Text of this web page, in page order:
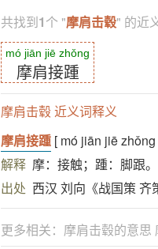
共找到1个 "摩肩击毂" 的近
mó jiān jiē zhǒng
摩肩接踵
摩肩击毂 近义词释义
摩肩接踵 [ mó jiān jiē zhǒng ]
解释 摩：接触；踵：脚跟
出处 西汉 刘向《战国策 齐
更多相关： 摩肩击毂的意思